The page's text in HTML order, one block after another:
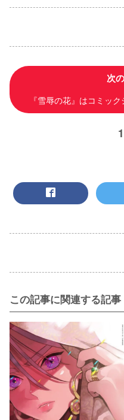
次
『雪辱の花』はコミッ
1
この記事に関連する記事